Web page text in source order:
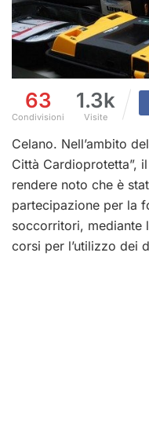
63
Condivisioni
1.3k
Visite
Celano. Nell’ambito
Città Cardioprotetta”,
rendere noto che è
partecipazione per la
soccorritori, mediante
corsi per l’utilizzo dei